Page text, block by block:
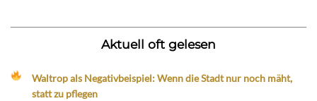
Aktuell oft gelesen
Waltrop als Negativbeispiel: Wenn die Stadt nur noch mäht,
statt zu pflegen